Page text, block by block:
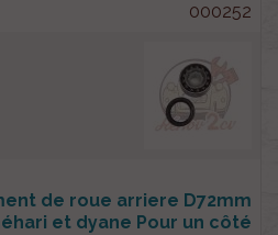
000252
de roue arriere D72mm
et dyane Pour un côté